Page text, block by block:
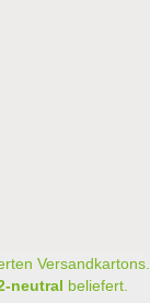
Versandkartons.
neutral beliefert.